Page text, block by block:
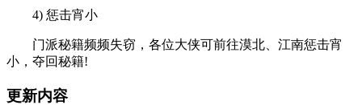
4) 惩击宵小
门派秘籍频频失窃，各位大侠可前往漠北、江南惩击宵
小，夺回秘籍!
更新内容